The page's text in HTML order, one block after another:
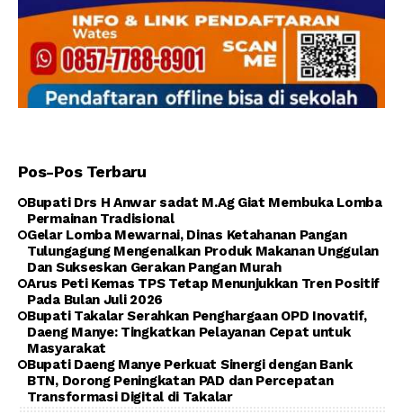
Pos-Pos Terbaru
Bupati Drs H Anwar sadat M.Ag Giat Membuka Lomba
Permainan Tradisional
Gelar Lomba Mewarnai, Dinas Ketahanan Pangan
Tulungagung Mengenalkan Produk Makanan Unggulan
Dan Sukseskan Gerakan Pangan Murah
Arus Peti Kemas TPS Tetap Menunjukkan Tren Positif
Pada Bulan Juli 2026
Bupati Takalar Serahkan Penghargaan OPD Inovatif,
Daeng Manye: Tingkatkan Pelayanan Cepat untuk
Masyarakat
Bupati Daeng Manye Perkuat Sinergi dengan Bank
BTN, Dorong Peningkatan PAD dan Percepatan
Transformasi Digital di Takalar